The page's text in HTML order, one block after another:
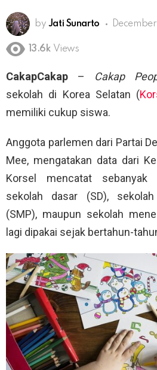
by Jati Sunarto
13.6k Views
CakapCakap – Cakap
sekolah di Korea Selatan (
memiliki cukup siswa.
Anggota parlemen dari Partai
Mee, mengatakan data dari
Korsel mencatat sebanyak
sekolah dasar (SD),
(SMP), maupun sekolah
lagi dipakai sejak bertahun-